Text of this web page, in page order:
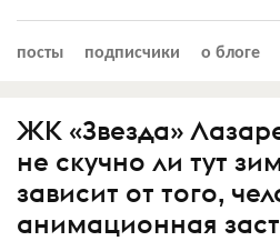
посты подписчики о блоге
ЖК «Звезда»
не скучно ли тут
зависит от того,
анимационная